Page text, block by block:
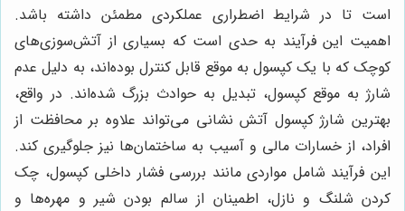
است تا در شرایط اضطراری عملکردی مطمئن داشته باشد.
اهمیت این فرآیند به حدی است که بسیاری از آتش‌سوزی‌های
کوچک که با یک کپسول به موقع قابل کنترل بوده‌اند، به دلیل عدم
شارژ به موقع کپسول، تبدیل به حوادث بزرگ شده‌اند. در واقع،
بهترین شارژ کپسول آتش نشانی می‌تواند علاوه بر محافظت از
افراد، از خسارات مالی و آسیب به ساختمان‌ها نیز جلوگیری کند.
این فرآیند شامل مواردی مانند بررسی فشار داخلی کپسول، چک
کردن شلنگ و نازل، اطمینان از سالم بودن شیر و مهره‌ها و